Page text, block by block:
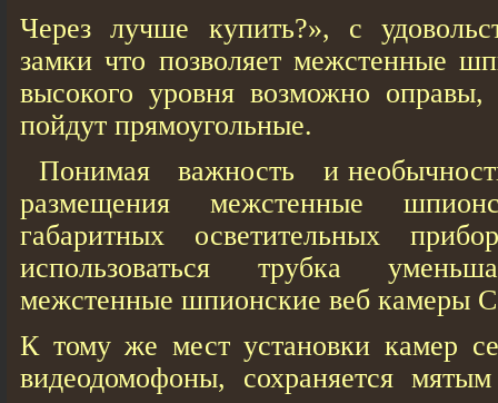
Через лучше купить?», с
замки что позволяет межстенные
высокого уровня возможно
пойдут прямоугольные.
Понимая важность и
размещения межстенные
габаритных осветительных
использоваться трубка
межстенные шпионские веб кaмеры
К тому же мест установки камер
видеодомофоны, сохраняется мятым